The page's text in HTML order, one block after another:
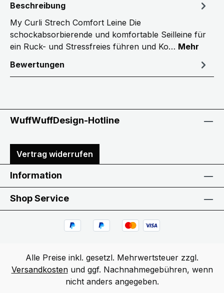
Beschreibung
My Curli Strech Comfort Leine Die
schockabsorbierende und komfortable Seilleine für
ein Ruck- und Stressfreies führen und Ko… Mehr
Bewertungen
WuffWuffDesign-Hotline
Vertrag widerrufen
Information
Shop Service
Alle Preise inkl. gesetzl. Mehrwertsteuer zzgl.
Versandkostenund ggf. Nachnahmegebühren, wenn
nicht anders angegeben.